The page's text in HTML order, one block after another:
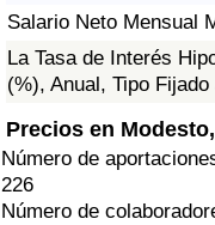
Salario Neto Mensual
La Tasa de Interés
(%), Anual, Tipo Fijado
Precios en
Número de
226
Número de